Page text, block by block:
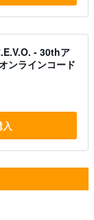
- 30thア
ンラインコード